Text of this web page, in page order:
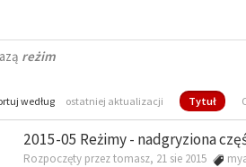
reżim
według ostatniej aktualizacji Tytuł
2015-05 Reżimy - nadgryziona
Rozpoczęty przez tomasz, 21 sie 2015